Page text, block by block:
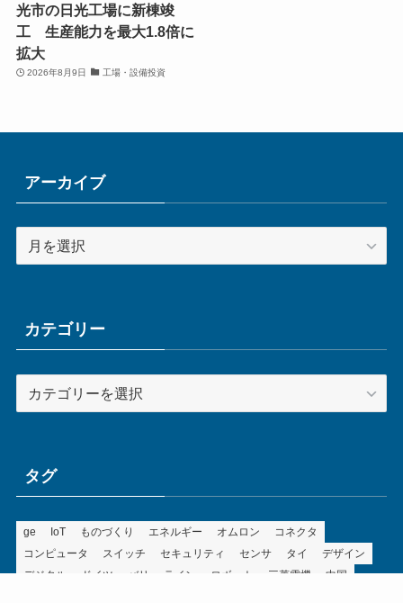
光市の日光工場に新棟竣
工 生産能力を最大1.8倍に
拡大
2026年8月9日 工場・設備投資
アーカイブ
ー
ブカテゴリー
テ
ータグ
ge IoT ものづくり エネルギー オムロン
コネクタ
コンピュータ
スイッチ セキュリティ センサ タイ
デザイン
デジタル
ドイツ バリ ライン ロボット 三菱電機
中国